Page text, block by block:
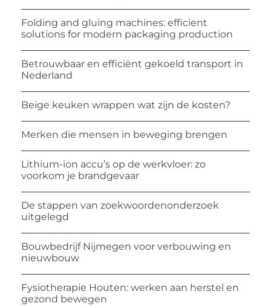
Folding and gluing machines: efficient
solutions for modern packaging production
Betrouwbaar en efficiënt gekoeld transport in
Nederland
Beige keuken wrappen wat zijn de kosten?
Merken die mensen in beweging brengen
Lithium-ion accu’s op de werkvloer: zo
voorkom je brandgevaar
De stappen van zoekwoordenonderzoek
uitgelegd
Bouwbedrijf Nijmegen voor verbouwing en
nieuwbouw
Fysiotherapie Houten: werken aan herstel en
gezond bewegen